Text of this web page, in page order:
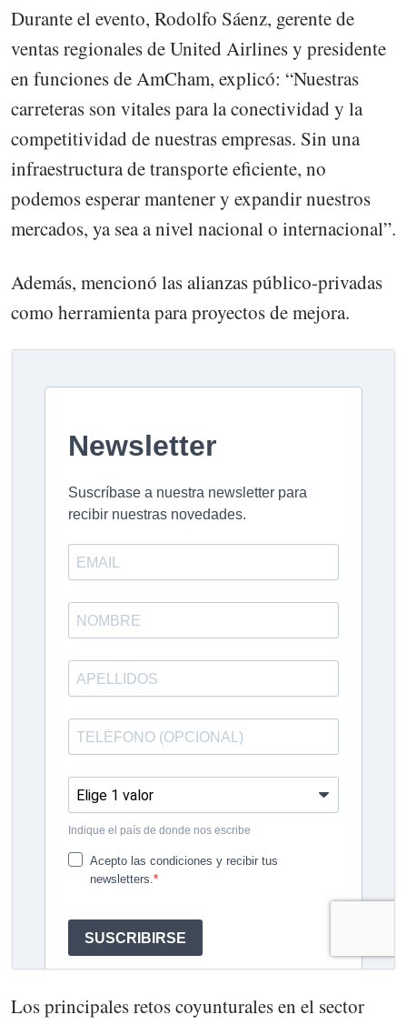
Durante el evento, Rodolfo Sáenz, gerente de
ventas regionales de United Airlines y presidente
en funciones de AmCham, explicó: “Nuestras
carreteras son vitales para la conectividad y la
competitividad de nuestras empresas. Sin una
infraestructura de transporte eficiente, no
podemos esperar mantener y expandir nuestros
mercados, ya sea a nivel nacional o internacional”.
Además, mencionó las alianzas público-privadas
como herramienta para proyectos de mejora.
Los principales retos coyunturales en el sector